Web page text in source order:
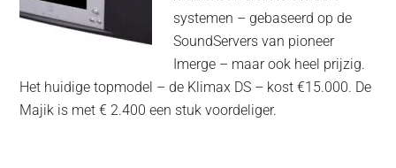
systemen – gebaseerd op de
SoundServers van pioneer
Imerge – maar ook heel prijzig.
Het huidige topmodel – de Klimax DS – kost €15.000. De
Majik is met € 2.400 een stuk voordeliger.